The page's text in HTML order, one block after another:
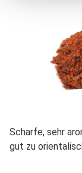
Scharfe, sehr
gut zu